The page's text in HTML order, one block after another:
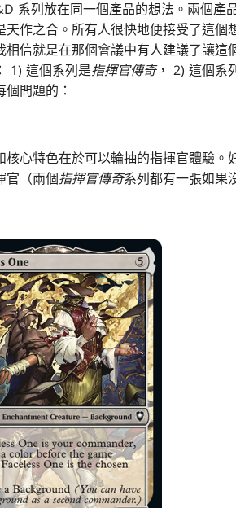
系列放在同一個產品的想法。兩個產
作之合。所有人很快地便接受了這個
信就是在那個會議中有人建議了讓這
1) 這個系列是指揮官傳奇， 2) 這個系
問題的：
核心特色在於可以輪抽的指揮官體驗。
官（兩個指揮官傳奇系列都有一張如果